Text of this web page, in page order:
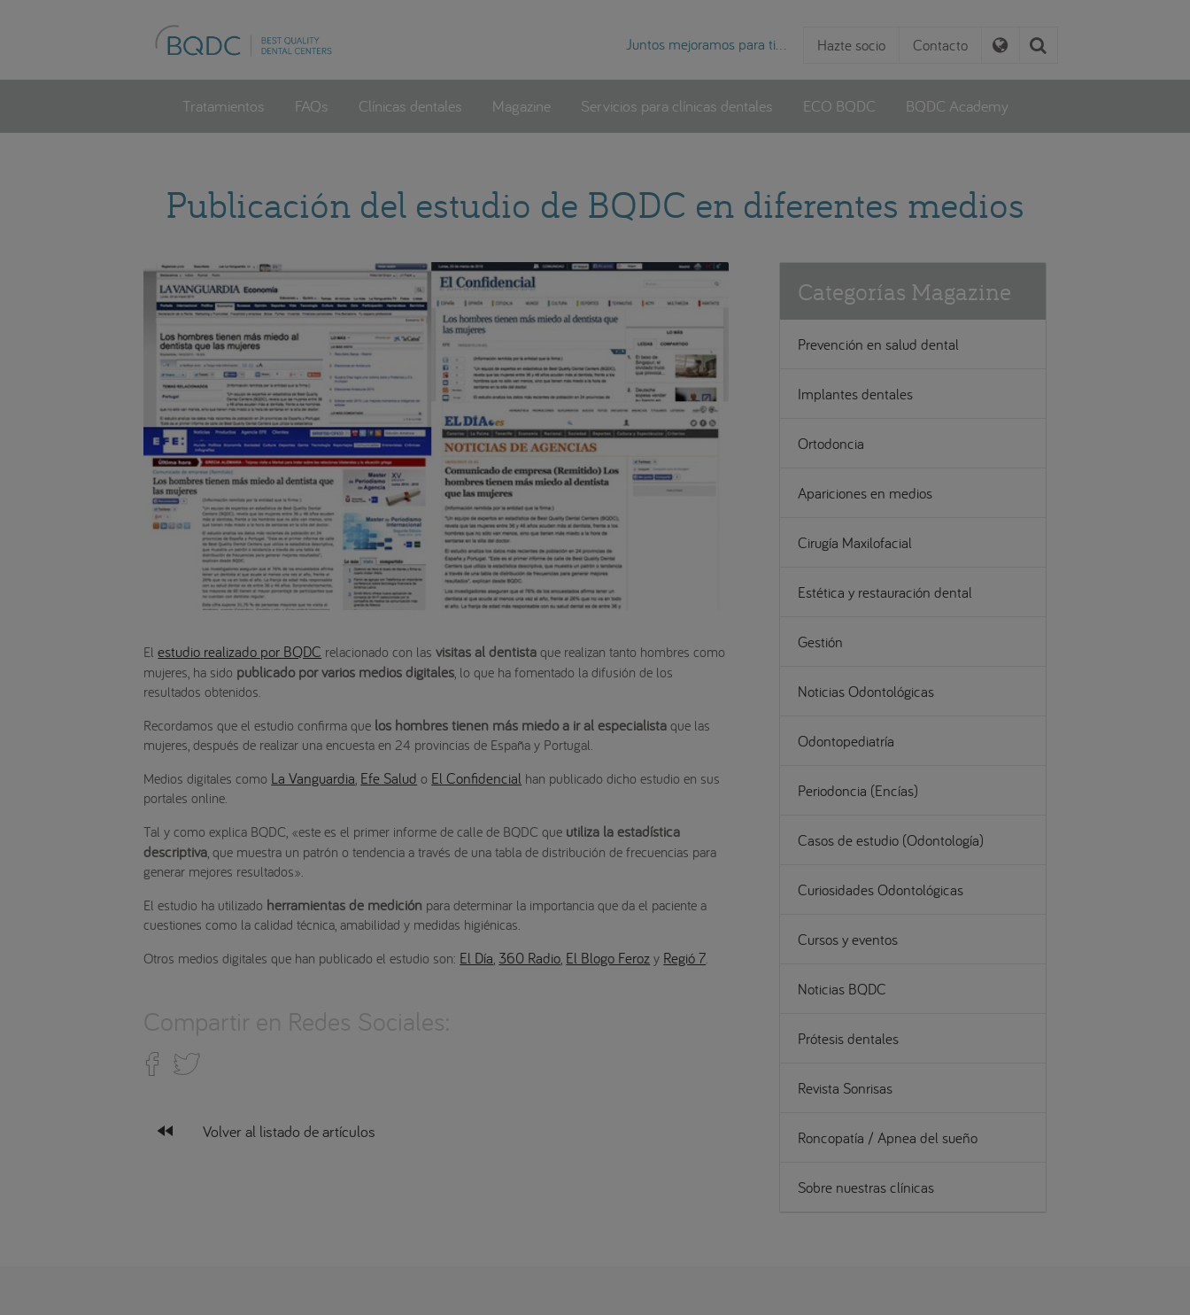
Juntos mejoramos para ti... Hazte socio Contacto
Tratamientos FAQs Clínicas dentales Magazine Servicios para clínicas dentales ECO BQDC BQDC Academy
Publicación del estudio de BQDC en diferentes medios
Elestudio realizado por BQDC relacionado con lasvisitas al dentista que realizan tanto hombres como
mujeres, ha sido publicado por varios medios digitales , lo que ha fomentado la difusión de los
resultados obtenidos.
Recordamos que el estudio confirma que los hombres tienen más miedo a ir al especialista que las
mujeres, después de realizar una encuesta en 24 provincias de España y Portugal.
Medios digitales como La Vanguardia Efe Salud o El Confidencial han publicado dicho estudio en sus
portales online.
Tal y como explica BQDC, «este es el primer informe de calle de BQDC que utiliza la estadística
descriptiva , que muestra un patrón o tendencia a través de una tabla de distribución de frecuencias para
generar mejores resultados».
El estudio ha utilizado herramientas de medición para determinar la importancia que da el paciente a
cuestiones como la calidad técnica, amabilidad y medidas higiénicas.
Otros medios digitales que han publicado el estudio son: El Día 360 Radio El Blogo Feroz y Regió 7
fast_rewind Volver al listado de artículos
Categorías Magazine
Prevención en salud dental
Implantes dentales
Ortodoncia
Apariciones en medios
Cirugía Maxilofacial
Estética y restauración dental
Gestión
Noticias Odontológicas
Odontopediatría
Periodoncia (Encías)
Casos de estudio (Odontología)
Curiosidades Odontológicas
Cursos y eventos
Noticias BQDC
Prótesis dentales
Revista Sonrisas
Roncopatía / Apnea del sueño
Sobre nuestras clínicas